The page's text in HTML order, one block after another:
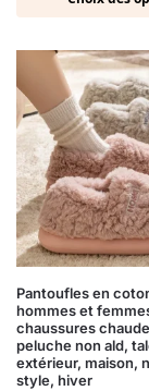
Pantoufles en
hommes et
chaussures
peluche non ald,
extérieur, maison,
style, hiver